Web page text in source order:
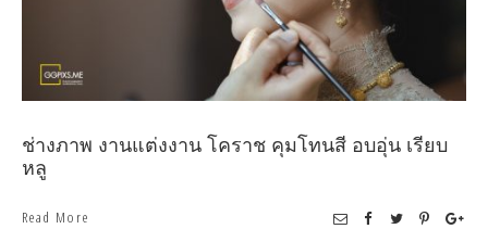
ช่างภาพ งานแต่งงาน โคราช คุมโทนสี อบอุ่น เรียบ
หลู
Read More